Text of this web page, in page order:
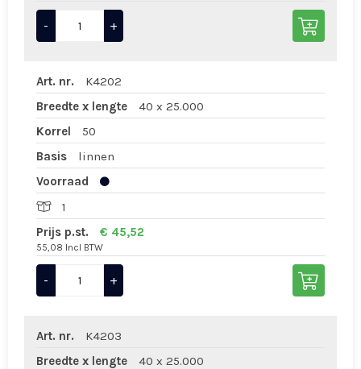
- +
Art. nr.
K4202
Breedte x lengte
40 x 25.000
Korrel
50
Basis
linnen
Voorraad
1
Prijs p.st.
€ 45,52
55,08 Incl BTW
- +
Art. nr.
K4203
Breedte x lengte
40 x 25.000